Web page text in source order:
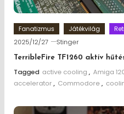
Fanatizmus Játékvilág
2025/12/27 Stinger
TerribleFire TF1260 aktív
Tagged active cooling , Amiga
accelerator, Commodore ,